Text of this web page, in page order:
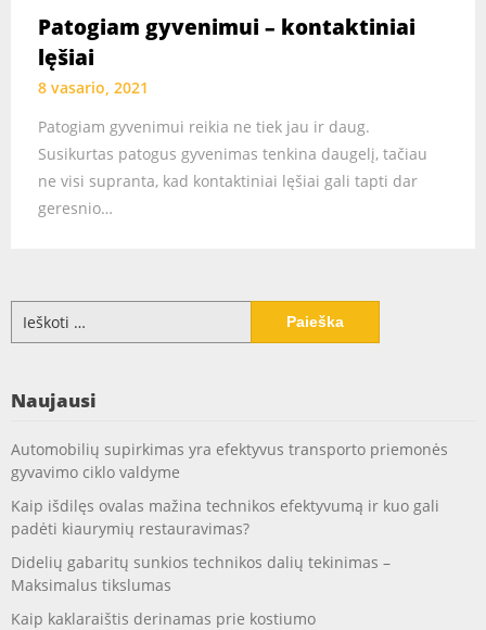
Patogiam gyvenimui – kontaktiniai
lęšiai
8 vasario, 2021
Patogiam gyvenimui reikia ne tiek jau ir daug.
Susikurtas patogus gyvenimas tenkina daugelį, tačiau
ne visi supranta, kad kontaktiniai lęšiai gali tapti dar
geresnio…
Ieškoti:
Naujausi
Automobilių supirkimas yra efektyvus transporto priemonės
gyvavimo ciklo valdyme
Kaip išdilęs ovalas mažina technikos efektyvumą ir kuo gali
padėti kiaurymių restauravimas?
Didelių gabaritų sunkios technikos dalių tekinimas –
Maksimalus tikslumas
Kaip kaklaraištis derinamas prie kostiumo